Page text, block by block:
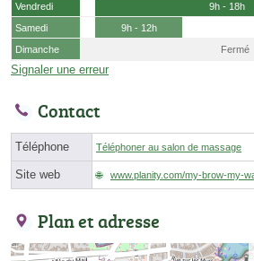
Vendredi
9h - 18h
Samedi
9h - 12h
Dimanche
Fermé
Signaler une erreur
Contact
Téléphone Téléphoner au salon de massage
Site web www.planity.com/my-brow-my-
Plan et adresse